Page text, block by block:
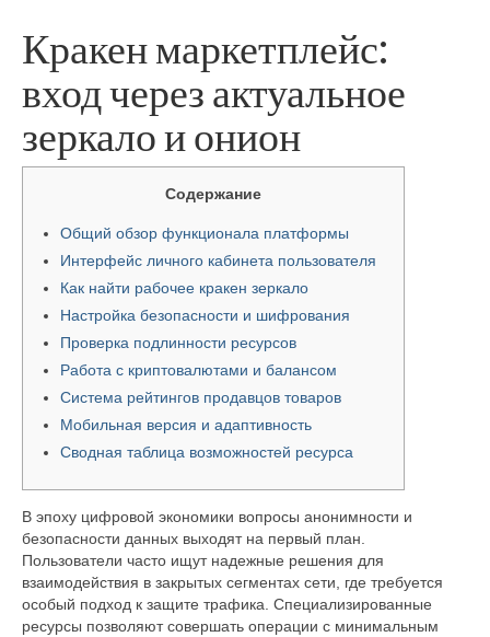
Кракен маркетплейс:
вход через актуальное
зеркало и онион
Содержание
Общий обзор функционала платформы
Интерфейс личного кабинета пользователя
Как найти рабочее кракен зеркало
Настройка безопасности и шифрования
Проверка подлинности ресурсов
Работа с криптовалютами и балансом
Система рейтингов продавцов товаров
Мобильная версия и адаптивность
Сводная таблица возможностей ресурса
В эпоху цифровой экономики вопросы анонимности и
безопасности данных выходят на первый план.
Пользователи часто ищут надежные решения для
взаимодействия в закрытых сегментах сети, где требуется
особый подход к защите трафика. Специализированные
ресурсы позволяют совершать операции с минимальным